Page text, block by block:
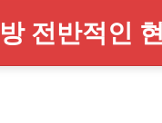
전반적인